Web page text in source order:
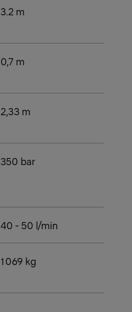
3.2 m
0,7 m
2,33 m
350 bar
40 - 50 l/min
1 069 kg